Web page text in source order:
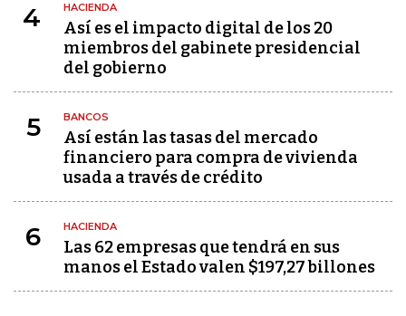
4 HACIENDA
Así es el impacto digital de los 20
miembros del gabinete presidencial
del gobierno
5 BANCOS
Así están las tasas del mercado
financiero para compra de vivienda
usada a través de crédito
6 HACIENDA
Las 62 empresas que tendrá en sus
manos el Estado valen $197,27 billones